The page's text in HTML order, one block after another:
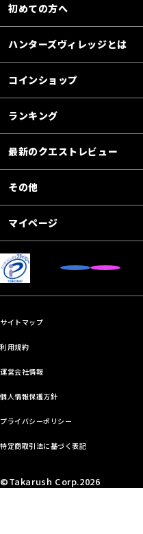
初めての方へ
ハンターズヴィレッジとは
コインショップ
ランキング
最新のクエストレビュー
その他
マイページ
サイトマップ
利用規約
運営会社情報
個人情報保護方針
プライバシーポリシー
特定商取引法に基づく表記
©Takarush Corp.2026